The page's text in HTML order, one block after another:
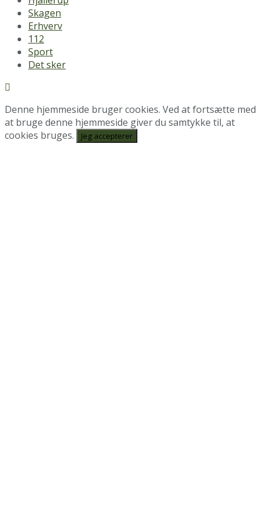
Skagen
Erhverv
112
Sport
Det sker
Denne hjemmeside bruger cookies. Ved at fortsætte med
at bruge denne hjemmeside giver du samtykke til, at
cookies bruges.
Jeg accepterer